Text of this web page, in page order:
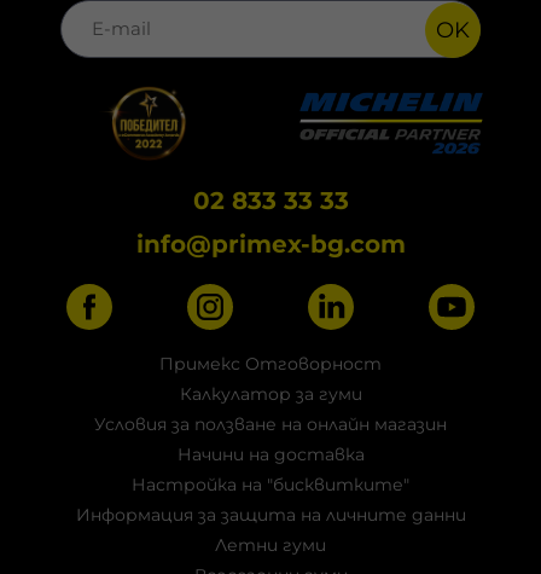
OK
02 833 33 33
info@primex-bg.com
Примекс Отговорност
Калкулатор за гуми
Условия за ползване на онлайн магазин
Начини на доставка
Настройка на "бисквитките"
Информация за защита на личните данни
Летни гуми